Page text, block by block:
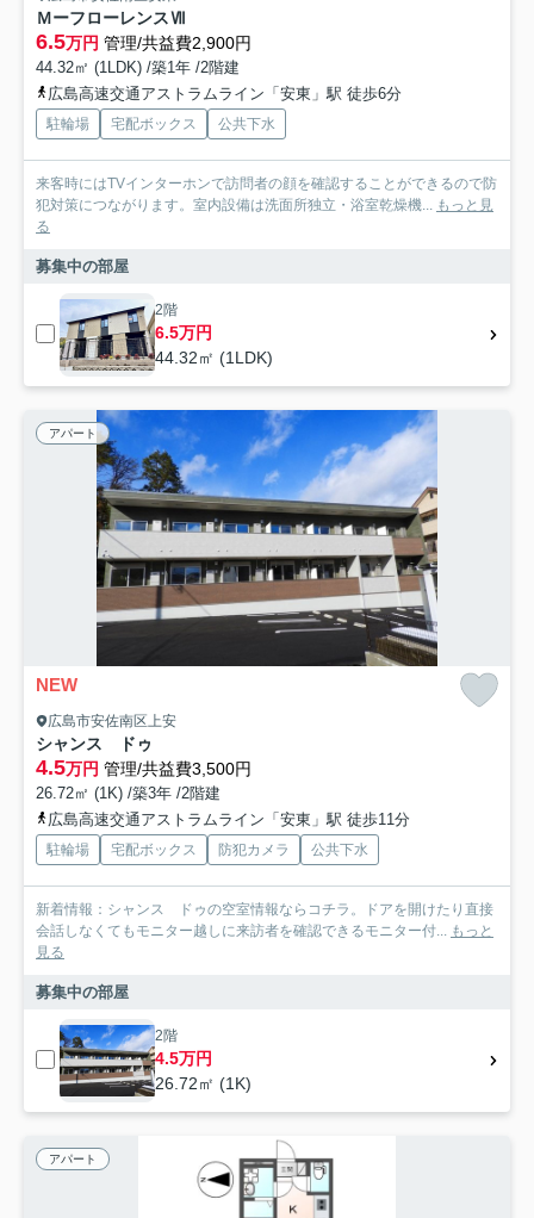
ＭーフローレンスⅦ
6.5万円 管理/共益費2,900円
44.32㎡ (1LDK) /築1年 /2階建
広島高速交通アストラムライン「安東」駅 徒歩6分
駐輪場 宅配ボックス 公共下水
来客時にはTVインターホンで訪問者の顔を確認することができるので防
犯対策につながります。室内設備は洗面所独立・浴室乾燥機... もっと見
る
募集中の部屋
2階
6.5万円
44.32㎡ (1LDK)
アパート
NEW
広島市安佐南区上安
シャンス ドゥ
4.5万円 管理/共益費3,500円
26.72㎡ (1K) /築3年 /2階建
広島高速交通アストラムライン「安東」駅 徒歩11分
駐輪場 宅配ボックス 防犯カメラ 公共下水
新着情報：シャンス ドゥの空室情報ならコチラ。ドアを開けたり直接
会話しなくてもモニター越しに来訪者を確認できるモニター付... もっと
見る
募集中の部屋
2階
4.5万円
26.72㎡ (1K)
アパート